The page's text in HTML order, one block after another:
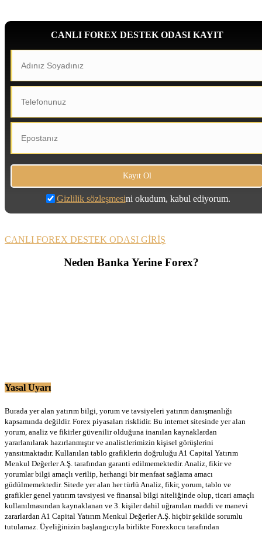
CANLI FOREX DESTEK ODASI KAYIT
Gizlilik sözleşmesini okudum, kabul ediyorum.
CANLI FOREX DESTEK ODASI GİRİŞ
Neden Banka Yerine Forex?
Yasal Uyarı
Burada yer alan yatırım bilgi, yorum ve tavsiyeleri yatırım danışmanlığı
kapsamında değildir. Forex piyasaları risklidir. Bu internet sitesinde yer alan
yorum, analiz ve fikirler güvenilir olduğuna inanılan kaynaklardan
yararlanılarak hazırlanmıştır ve analistlerimizin kişisel görüşlerini
yansıtmaktadır. Kullanılan tablo grafiklerin doğruluğu A1 Capital Yatırım
Menkul Değerler A.Ş. tarafından garanti edilmemektedir. Analiz, fikir ve
yorumlar bilgi amaçlı verilip, herhangi bir menfaat sağlama amacı
güdülmemektedir. Sitede yer alan her türlü Analiz, fikir, yorum, tablo ve
grafikler genel yatırım tavsiyesi ve finansal bilgi niteliğinde olup, ticari amaçlı
kullanılmasından kaynaklanan ve 3. kişiler dahil uğranılan maddi ve manevi
zararlardan A1 Capital Yatırım Menkul Değerler A.Ş. hiçbir şekilde sorumlu
tutulamaz. Üyeliğinizin başlangıcıyla birlikte Forexkocu tarafından